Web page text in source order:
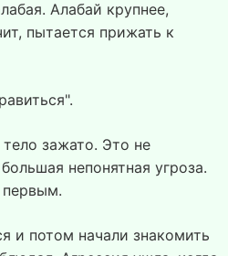
Алабай крупнее,
пытается прижать к
зажато. Это не
непонятная угроза.
первым.
и потом начали знакомить